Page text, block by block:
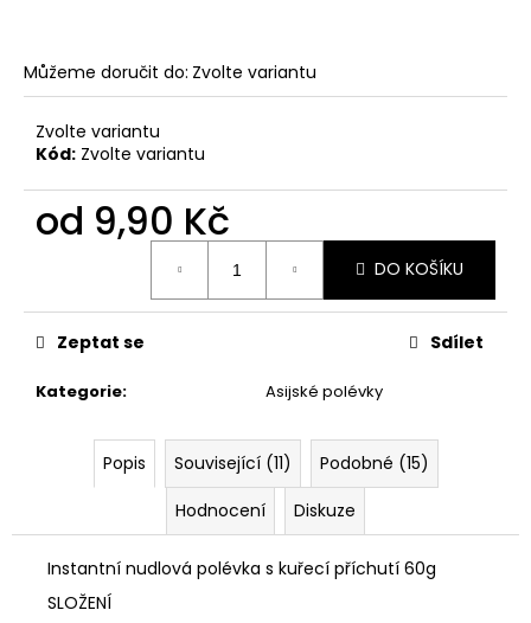
Můžeme doručit do: Zvolte variantu
Zvolte variantu
Kód: Zvolte variantu
od 9,90 Kč
DO KOŠÍKU
Kategorie: Asijské polévky
Zeptat se Sdílet
Popis Související (11)
Podobné (15)
Hodnocení
Diskuze
Instantní nudlová polévka s kuřecí příchutí 60g
SLOŽENÍ
D
o
o
u
č
e
599